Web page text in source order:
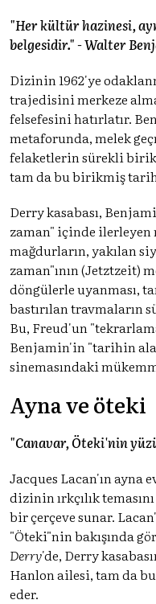
"Her kültür hazinesi,
belgesidir." - Walter
Dizinin 1962'ye
trajedisini merkeze
felsefesini hatırlatır.
metaforunda, melek
felaketlerin sürekli
tam da bu birikmiş
Derry kasabası,
zaman" içinde
mağdurların, yakılan
zaman"ının (Jetztzeit)
döngülerle uyanması,
bastırılan travmaların
Bu, Freud'un
Benjamin'in "tarihin
sinemasındaki
Ayna ve öteki
"Canavar, Öteki'nin
Jacques Lacan'ın ayna
dizinin ırkçılık
bir çerçeve sunar.
"Öteki"nin bakışında
Derry'de, Derry
Hanlon ailesi, tam da
eder.